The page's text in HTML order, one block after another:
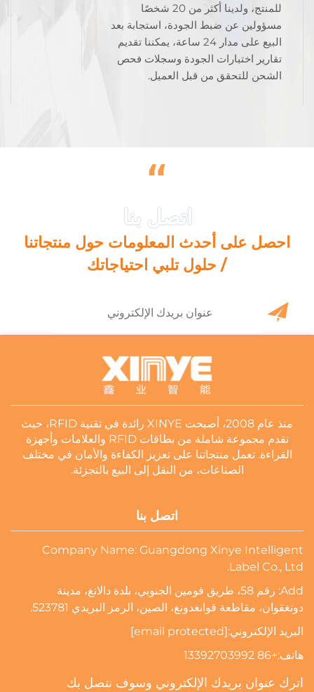
للمنتج، ولدينا أكثر من 20 شخصًا
مسؤولين عن ضبط الجودة، استجابة بعد
البيع على مدار 24 ساعة، يمكننا تقديم
تقارير اختبارات الجودة وسجلات فحص
الشحن للتحقق من قبل العميل.
“
احصل على أحدث المعلومات حول منتجاتنا
/ حلول تلبي احتياجاتك
منذ عام 2008، أصبحت XINYE رائدة في تقنية RFID، حيث
تقدم مجموعة شاملة من بطاقات RFID والعلامات وأجهزة
القراءة. تعمل منتجاتنا على تعزيز الكفاءة والأمان في مختلف
الصناعات، من النقل إلى البيع بالتجزئة.
اتصل بنا
Company Name: Guangdong Xinye Intelligent
Label Co., Ltd.
Add: رقم 58، طريق فومين الجنوبي، بلدة دالانغ، مدينة
دونغقوان، مقاطعة قوانغدونغ، الصين، الرمز البريدي 523781.
البريد الإلكتروني:[email protected]
هاتف:+86 13392703992
اترك عنوان بريدك الإلكتروني وسوف نتصل بك